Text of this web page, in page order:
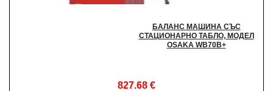
БАЛАНС МАШИНА СЪС
СТАЦИОНАРНО ТАБЛО, МОДЕЛ
OSAKA WB70B+
827.68 €